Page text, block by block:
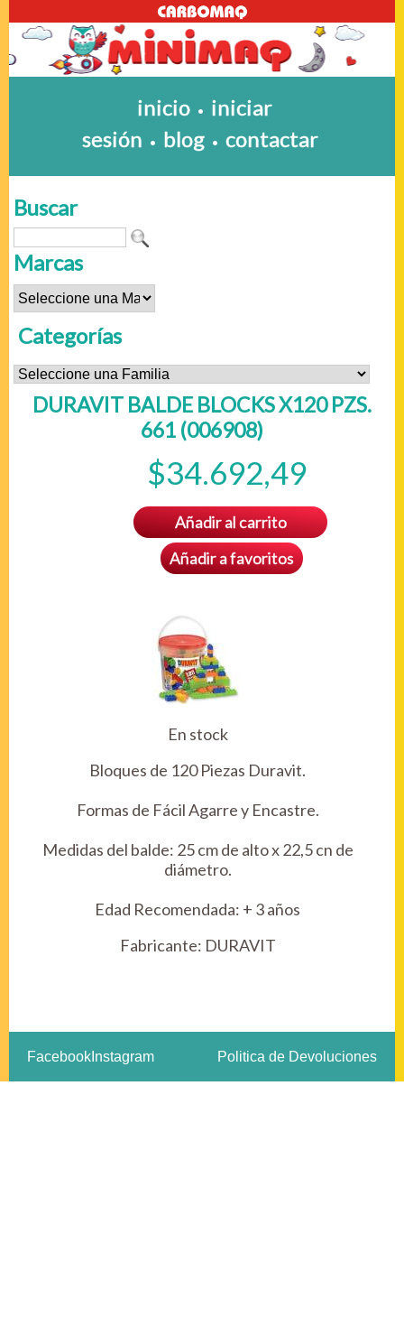
inicio • iniciar
sesión • blog • contactar
Buscar
Marcas
Categorías
DURAVIT BALDE BLOCKS X120 PZS.
661 (006908)
$34.692,49
Añadir al carrito
Añadir a favoritos
En stock
Bloques de 120 Piezas Duravit.
Formas de Fácil Agarre y Encastre.
Medidas del balde: 25 cm de alto x 22,5 cn de
diámetro.
Edad Recomendada: + 3 años
Fabricante: DURAVIT
Facebook Instagram Politica de Devoluciones